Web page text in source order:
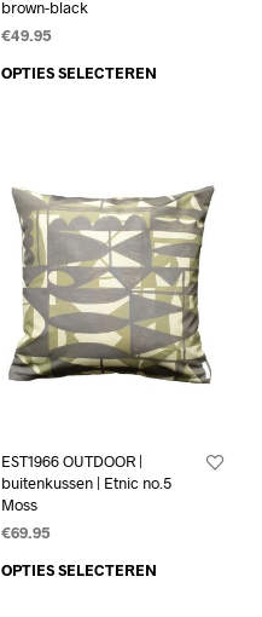
brown-black
€49.95
OPTIES SELECTEREN
EST1966 OUTDOOR |
buitenkussen | Etnic no.5
Moss
€69.95
OPTIES SELECTEREN